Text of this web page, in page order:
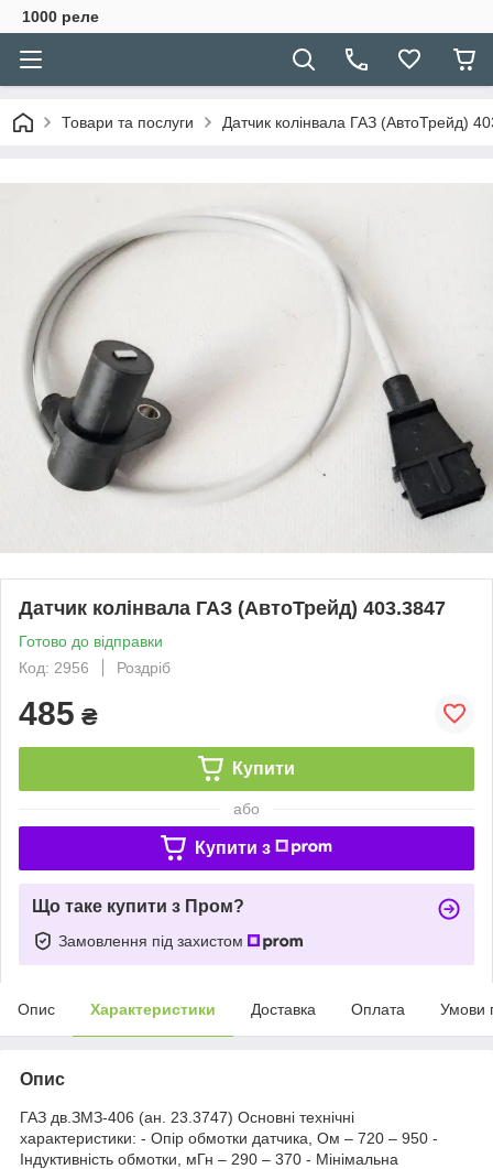
1000 реле
Товари та послуги Датчик колінвала ГАЗ (АвтоТрейд)
Датчик колінвала ГАЗ (АвтоТрейд) 403.3847
Готово до відправки
Код: 2956
Роздріб
485 ₴
Купити
або
Купити з
Що таке купити з Пром?
Замовлення під захистом
Опис Характеристики Доставка Оплата Умови
Опис
ГАЗ дв.ЗМЗ-406 (ан. 23.3747) Основні технічні
характеристики: - Опір обмотки датчика, Ом – 720 – 950 -
Індуктивність обмотки, мГн – 290 – 370 - Мінімальна